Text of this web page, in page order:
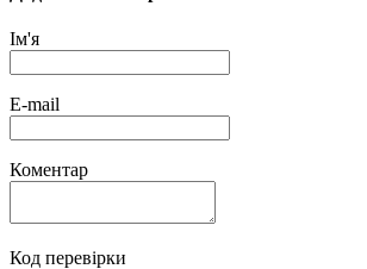
Ім'я
E-mail
Коментар
Код перевірки